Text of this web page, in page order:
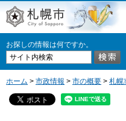
札幌市
お探しの情報は何ですか。
ホーム > 市政情報 > 市の概要 > 札幌